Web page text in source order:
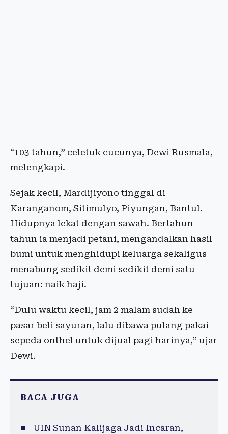
“103 tahun,” celetuk cucunya, Dewi Rusmala,
melengkapi.
Sejak kecil, Mardijiyono tinggal di
Karanganom, Sitimulyo, Piyungan, Bantul.
Hidupnya lekat dengan sawah. Bertahun-
tahun ia menjadi petani, mengandalkan hasil
bumi untuk menghidupi keluarga sekaligus
menabung sedikit demi sedikit demi satu
tujuan: naik haji.
“Dulu waktu kecil, jam 2 malam sudah ke
pasar beli sayuran, lalu dibawa pulang pakai
sepeda onthel untuk dijual pagi harinya,” ujar
Dewi.
BACA JUGA
UIN Sunan Kalijaga Jadi Incaran,